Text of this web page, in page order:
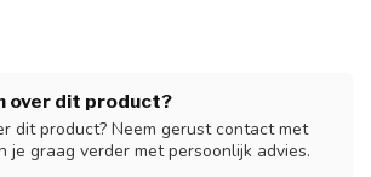
over dit product?
dit product? Neem gerust contact met
je graag verder met persoonlijk advies.